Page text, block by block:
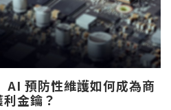
AI 預防性維護如何成為商
金鑰？